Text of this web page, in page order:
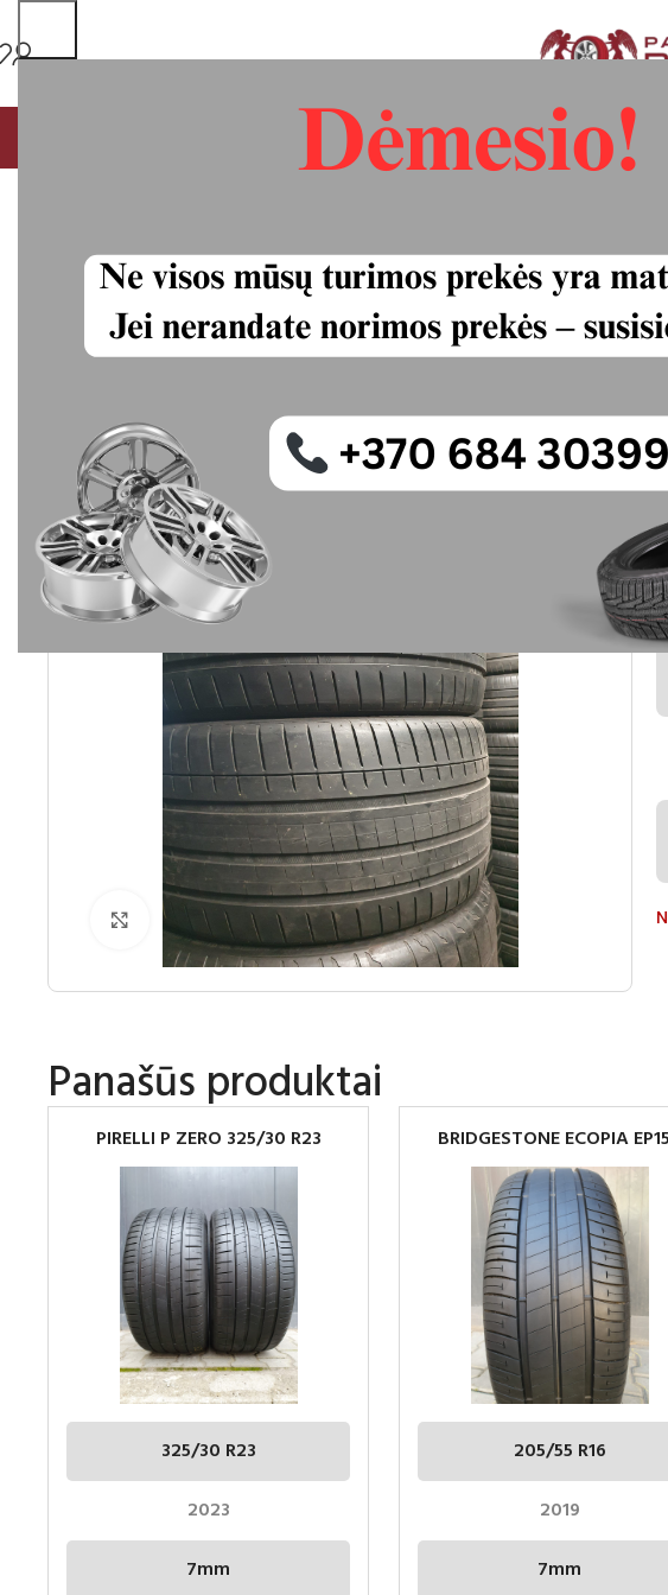
MŪSŲ PASLAUGOSVISOS PREKĖSPADANGŲ IR
Vredestein
naudotos
-7%
UOTA
Spustelėkite norėdami padidinti
Panašūs produktai
PIRELLI P ZERO 325/30 R23
325/30 R23
2023
7mm
BRIDGESTONE ECOPIA
205/55R16
205/55 R16
2019
7mm